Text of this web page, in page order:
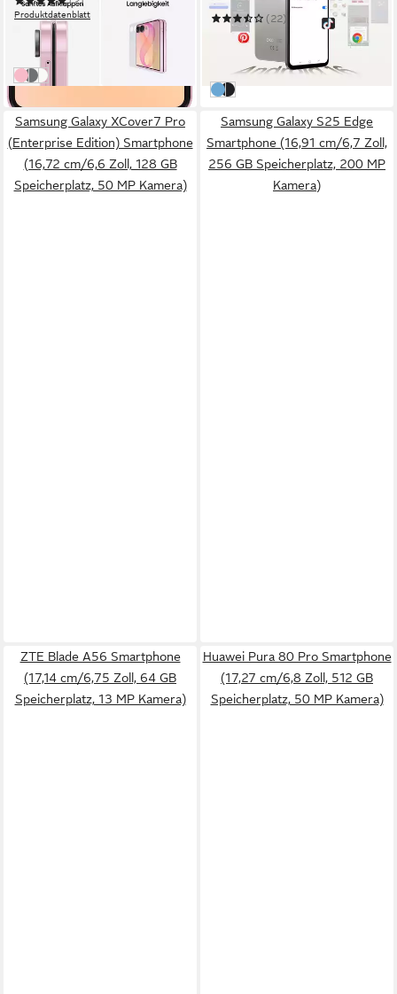
Produktdatenblatt
ab 1.299,00 €
37,71 €
in 2-3 Werktagen bei dir
pinkgraphite
cream
(22)
89,99 € UVP
in 3-4 Werktagen bei dir
NaturSchwarz
Samsung Galaxy XCover7 Pro
(Enterprise Edition) Smartphone
(16,72 cm/6,6 Zoll, 128 GB
Speicherplatz, 50 MP Kamera)
Samsung Galaxy S25 Edge
Smartphone (16,91 cm/6,7 Zoll,
256 GB Speicherplatz, 200 MP
Kamera)
ZTE Blade A56 Smartphone
(17,14 cm/6,75 Zoll, 64 GB
Speicherplatz, 13 MP Kamera)
Huawei Pura 80 Pro Smartphone
(17,27 cm/6,8 Zoll, 512 GB
Speicherplatz, 50 MP Kamera)